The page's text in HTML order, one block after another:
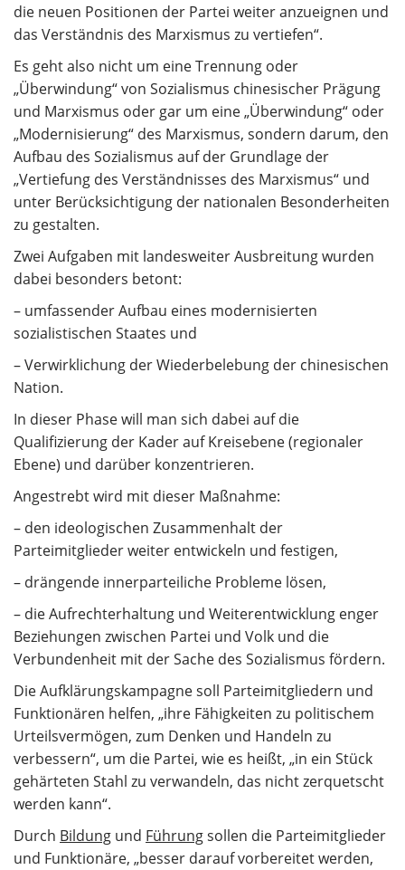
die neuen Positionen der Partei weiter anzueignen und
das Verständnis des Marxismus zu vertiefen“.
Es geht also nicht um eine Trennung oder
„Überwindung“ von Sozialismus chinesischer Prägung
und Marxismus oder gar um eine „Überwindung“ oder
„Modernisierung“ des Marxismus, sondern darum, den
Aufbau des Sozialismus auf der Grundlage der
„Vertiefung des Verständnisses des Marxismus“ und
unter Berücksichtigung der nationalen Besonderheiten
zu gestalten.
Zwei Aufgaben mit landesweiter Ausbreitung wurden
dabei besonders betont:
– umfassender Aufbau eines modernisierten
sozialistischen Staates und
– Verwirklichung der Wiederbelebung der chinesischen
Nation.
In dieser Phase will man sich dabei auf die
Qualifizierung der Kader auf Kreisebene (regionaler
Ebene) und darüber konzentrieren.
Angestrebt wird mit dieser Maßnahme:
– den ideologischen Zusammenhalt der
Parteimitglieder weiter entwickeln und festigen,
– drängende innerparteiliche Probleme lösen,
– die Aufrechterhaltung und Weiterentwicklung enger
Beziehungen zwischen Partei und Volk und die
Verbundenheit mit der Sache des Sozialismus fördern.
Die Aufklärungskampagne soll Parteimitgliedern und
Funktionären helfen, „ihre Fähigkeiten zu politischem
Urteilsvermögen, zum Denken und Handeln zu
verbessern“, um die Partei, wie es heißt, „in ein Stück
gehärteten Stahl zu verwandeln, das nicht zerquetscht
werden kann“.
Durch Bildung und Führungsollen die Parteimitglieder
und Funktionäre, „besser darauf vorbereitet werden,